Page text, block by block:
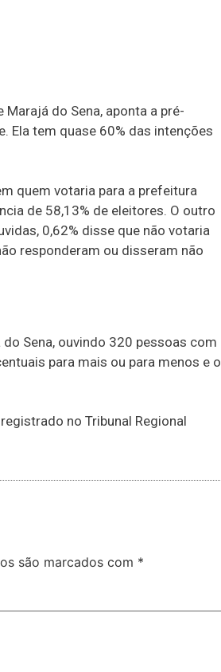
do Sena, aponta a pré-
Ela tem quase 60% das intenções
quem votaria para a prefeitura
de 58,13% de eleitores. O outro
0,62% disse que não votaria
responderam ou disseram não
Sena, ouvindo 320 pessoas com
para mais ou para menos e o
no Tribunal Regional
são marcados com *